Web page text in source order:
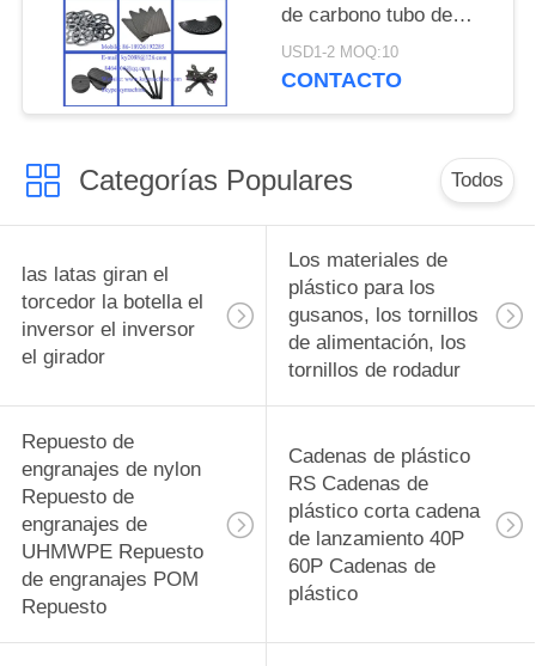
de carbono tubo de
gran dimensión de alta
resistencia varilla de
fabricante de China
USD1-2 MOQ:10
CONTACTO
Categorías Populares Todos
las latas giran el
torcedor la botella el
inversor el inversor
el girador
Los materiales de
plástico para los
gusanos, los tornillos
de alimentación, los
tornillos de rodadur
Repuesto de
engranajes de nylon
Repuesto de
engranajes de
UHMWPE Repuesto
de engranajes POM
Repuesto
Cadenas de plástico
RS Cadenas de
plástico corta cadena
de lanzamiento 40P
60P Cadenas de
plástico